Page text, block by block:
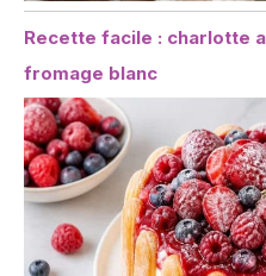
Recette facile : charlotte
fromage blanc